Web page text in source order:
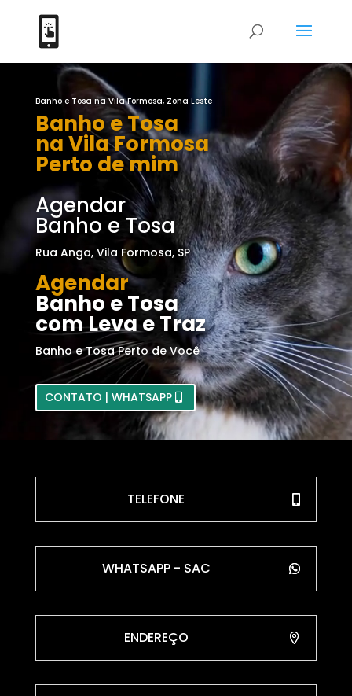
Banho e Tosa na Vila Formosa, Zona Leste
Banho e Tosa
na Vila Formosa
Perto de mim
Agendar
Banho e Tosa
Rua Anga, Vila Formosa, SP
Agendar
Banho e Tosa
com Leva e Traz
Banho e Tosa Perto de Você
CONTATO | WHATSAPP
TELEFONE
WHATSAPP - SAC
ENDEREÇO